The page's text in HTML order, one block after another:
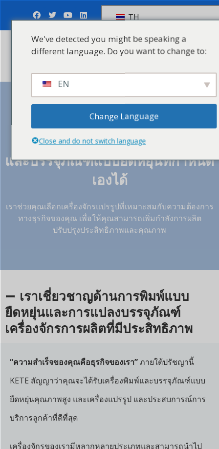
TH
ส่งคำถาม
เรามุ่งมั่นที่จะเป็นผู้เชี่ยวชาญของคุณ
โซลูชันเครื่องจักรแปรรูปการพิมพ์
และบรรจุภัณฑ์แบบยืดหยุ่นที่กำหนด
เองได้
เราช่วยคุณเลือกเครื่องจักรแปรรูปที่เหมาะสมกับความต้องการ
ทางธุรกิจของคุณ เพื่อให้คุณสามารถเพิ่มกำลังการผลิต
ปรับปรุงประสิทธิภาพและคุณภาพ
— เราเชี่ยวชาญด้านการพิมพ์แบบ
ยืดหยุ่นและการแปลงบรรจุภัณฑ์
เครื่องจักรการผลิตที่มีประสิทธิภาพ
“ความสำเร็จของคุณคือธุรกิจของเรา”ภายใต้ปรัชญานี้
KETE สัญญาว่าคุณจะได้รับเครื่องพิมพ์และบรรจุภัณฑ์แบบ
ยืดหยุ่นคุณภาพสูง และเครื่องแปรรูป และประสบการณ์การ
บริการลูกค้าที่ดีที่สุด
เครื่องจักรของเรามีหลากหลายประเภทและสามารถนำไป
We've detected you might be speaking a
different language. Do you want to change to:
EN
Change Language
Close and do not switch language